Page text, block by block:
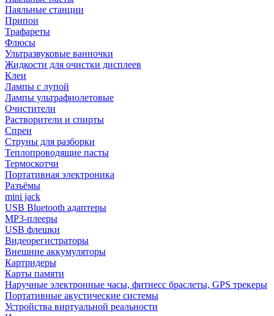
Паяльные станции
Припои
Трафареты
Флюсы
Ультразвуковые ванночки
Жидкости для очистки дисплеев
Клеи
Лампы с лупой
Лампы ультрафиолетовые
Очистители
Растворители и спирты
Спреи
Струны для разборки
Теплопроводящие пасты
Термоскотчи
Портативная электроника
Разъёмы
mini jack
USB Bluetooth адаптеры
MP3-плееры
USB флешки
Видеорегистраторы
Внешние аккумуляторы
Картридеры
Карты памяти
Наручные электронные часы, фитнесс браслеты, GPS трекеры
Портативные акустические системы
Устройства виртуальной реальности